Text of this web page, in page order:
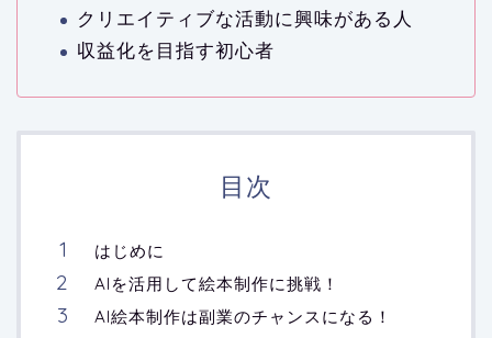
クリエイティブな活動に興味がある人
収益化を目指す初心者
目次
はじめに
AIを活用して絵本制作に挑戦！
AI絵本制作は副業のチャンスになる！